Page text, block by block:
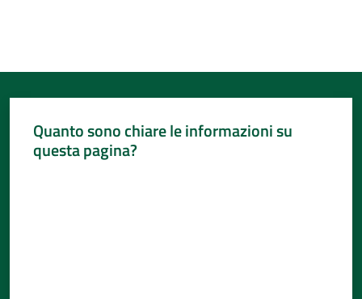
Quanto sono chiare le informazioni su
questa pagina?